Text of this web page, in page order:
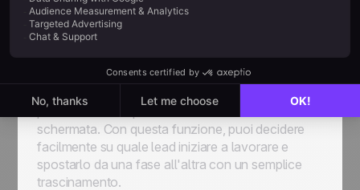
pianificando una nuova azione futura o
concludendo il lead, sia con la chiusura positiva
dell'affare che con la sua perdita.
Un altro punto di forza dell'app è la
“visualizzazione della pipeline”
, che ti offre una
panoramica completa dei tuoi lead in un'unica
schermata. Con questa funzione, puoi decidere
facilmente su quale lead iniziare a lavorare e
spostarlo da una fase all'altra con un semplice
trascinamento.